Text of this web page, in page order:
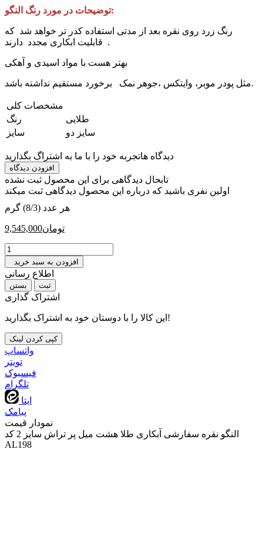
توضیحات در مورد رنگ النگو:
رنگ‌ زرد روی نقره بعد از مدتی استفاده کدر تر خواهد شد که
قابلیت ابکاری مجدد دارند .
مثل پودر موبر، وایتکس ،جوهر نمک برخورد مستقیم نداشته باشد.
مشخصات کلی
رنگ
‎طلایی
سایز
‎سایز دو
دیدگاه هاتجربه خود را با ما به اشتراگ بگذارید
افزودن دیدگاه
تابحال دیدگاهی برای این محصول ثبت نشده
اولین نفری باشید که درباره این محصول دیدگاهی ثبت میکند
هر عدد (8/3) گرم
9,545,000تومان
افزودن به سبد خرید
اطلاع رسانی
بستن
اشتراک گذاری
این کالا را با دوستان خود به اشتراک بگذارید!
کپی کردن لینک
واتساپ
تويتر
فیسبوک
تلگرام
ایتا
پیامک
نمودار قیمت
النگو نقره سفارشی آبکاری طلا هشت میل پر تراش سایز 2 کد
AL198